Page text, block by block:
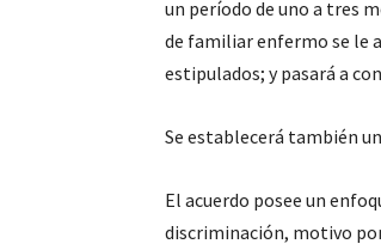
un período de uno a tres
de familiar enfermo se le
estipulados; y pasará a
Se establecerá también
El acuerdo posee un
discriminación, motivo